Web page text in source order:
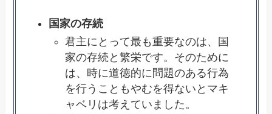
国家の存続
君主にとって最も重要なのは、国
家の存続と繁栄です。そのために
は、時に道徳的に問題のある行為
を行うこともやむを得ないとマキ
ャベリは考えていました。